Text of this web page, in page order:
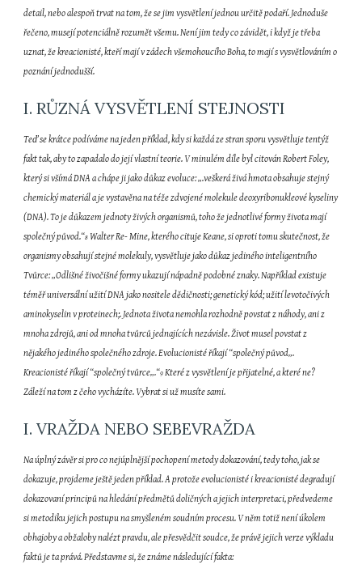
detail, nebo alespoň trvat na tom, že se jim vysvětlení jednou určitě podaří. Jednoduše
řečeno, musejí potenciálně rozumět všemu. Není jim tedy co závidět, i když je třeba
uznat, že kreacionisté, kteří mají v zádech všemohoucího Boha, to mají s vysvětlováním o
poznání jednodušší.
I. RŮZNÁ VYSVĚTLENÍ STEJNOSTI
Teď se krátce podíváme na jeden příklad, kdy si každá ze stran sporu vysvětluje tentýž
fakt tak, aby to zapadalo do její vlastní teorie. V minulém díle byl citován Robert Foley,
který si všímá DNA a chápe ji jako důkaz evoluce: „.veškerá živá hmota obsahuje stejný
chemický materiál a je vystavěna na téže zdvojené molekule deoxyribonukleové kyseliny
(DNA). To je důkazem jednoty živých organismů, toho že jednotlivé formy života mají
společný původ.“8 Walter Re- Mine, kterého cituje Keane, si oproti tomu skutečnost, že
organismy obsahují stejné molekuly, vysvětluje jako důkaz jediného inteligentního
Tvůrce: „Odlišné živočišné formy ukazují nápadně podobné znaky. Například existuje
téměř universální užití DNA jako nositele dědičnosti; genetický kód; užití levotočivých
aminokyselin v proteinech;. Jednota života nemohla rozhodně povstat z náhody, ani z
mnoha zdrojů, ani od mnoha tvůrců jednajících nezávisle. Život musel povstat z
nějakého jediného společného zdroje. Evolucionisté říkají “společný původ„.
Kreacionisté říkají “společný tvůrce„.“9 Které z vysvětlení je přijatelné, a které ne?
Záleží na tom z čeho vycházíte. Vybrat si už musíte sami.
I. VRAŽDA NEBO SEBEVRAŽDA
Na úplný závěr si pro co nejúplnější pochopení metody dokazování, tedy toho, jak se
dokazuje, projdeme ještě jeden příklad. A protože evolucionisté i kreacionisté degradují
dokazovaní principů na hledání předmětů doličných a jejich interpretaci, předvedeme
si metodiku jejich postupu na smyšleném soudním procesu. V něm totiž není úkolem
obhajoby a obžaloby nalézt pravdu, ale přesvědčit soudce, že právě jejich verze výkladu
faktů je ta prává. Představme si, že známe následující fakta: